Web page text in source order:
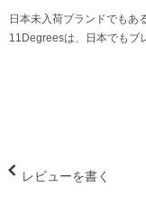
日本未入荷ブランドでもある
11Degreesは、日本でもブ
レビューを書く